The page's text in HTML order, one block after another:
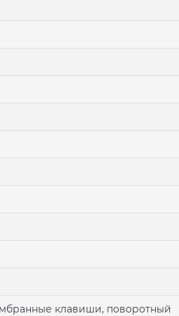
клавиши, поворотный